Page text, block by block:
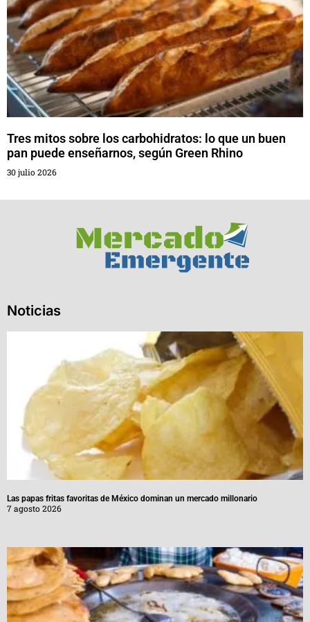
Tres mitos sobre los carbohidratos: lo que un buen
pan puede enseñarnos, según Green Rhino
30 julio 2026
Noticias
Las papas fritas favoritas de México dominan un mercado millonario
7 agosto 2026